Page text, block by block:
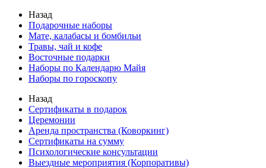
Назад
Подарочные наборы
Мате, калабасы и бомбильи
Травы, чай и кофе
Восточные подарки
Наборы по Календарю Майя
Наборы по гороскопу
Назад
Сертификаты в подарок
Церемонии
Аренда пространства (Коворкинг)
Сертификаты на сумму
Психологические консультации
Выездные мероприятия (Корпоративы)